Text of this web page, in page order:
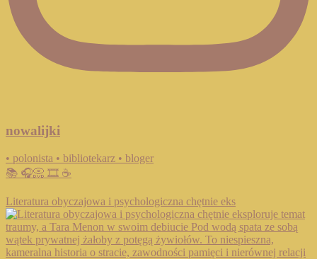
nowalijki
• polonista • bibliotekarz • bloger
📚 🎧📀 🎞️ ☕️
Literatura obyczajowa i psychologiczna chętnie eks